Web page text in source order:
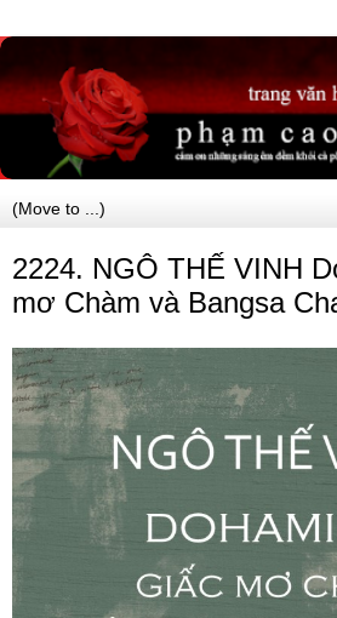
2224. NGÔ THẾ VINH
mơ Chàm và Bangsa